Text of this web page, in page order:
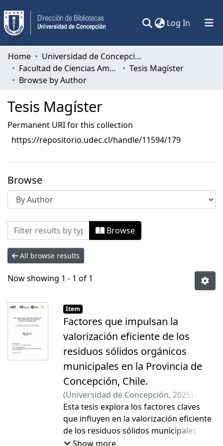
Log In (current)
Communities & Collections
All of DSpace
Home
Universidad de Concepción
Facultad de Ciencias Ambientales
Tesis Magíster
Browse by Author
Tesis Magíster
Permanent URI for this collection
https://repositorio.udec.cl/handle/11594/179
Browse
Browsing Tesis Magíster by Author
Browse
All browse results
Now showing 1 - 1 of 1
Item
Factores que impulsan la
valorización eficiente de los
residuos sólidos orgánicos
municipales en la Provincia de
Concepción, Chile.
(Universidad de Concepción, 2025)
Griffin, Flora Michelle ;Salgado Vargas,
Marcela Andrea
Esta tesis explora los factores claves
que influyen en la valorización eficiente
de los residuos sólidos municipales
orgánicos (RSMO) en la Provincia de
Show more